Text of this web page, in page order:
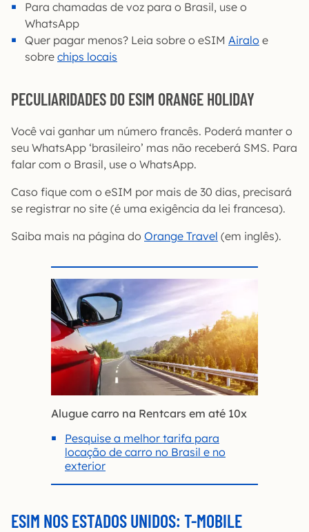
Para chamadas de voz para o Brasil, use o
WhatsApp
Quer pagar menos? Leia sobre o eSIM Airalo e
sobre chips locais
PECULIARIDADES DO ESIM ORANGE HOLIDAY
Você vai ganhar um número francês. Poderá manter o
seu WhatsApp ‘brasileiro’ mas não receberá SMS. Para
falar com o Brasil, use o WhatsApp.
Caso fique com o eSIM por mais de 30 dias, precisará
se registrar no site (é uma exigência da lei francesa).
Saiba mais na página do Orange Travel (em inglês).
Alugue carro na Rentcars em até 10x
Pesquise a melhor tarifa para
locação de carro no Brasil e no
exterior
ESIM NOS ESTADOS UNIDOS: T-MOBILE